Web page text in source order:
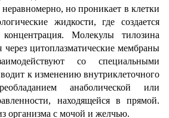
неравномерно, но проникает в клетки
жидкости, где создается
концентрация. Молекулы тилозина
цитоплазматические мембраны
со специальными
к изменению внутриклеточного
анаболической или
находящейся в прямой.
организма с мочой и желчью.